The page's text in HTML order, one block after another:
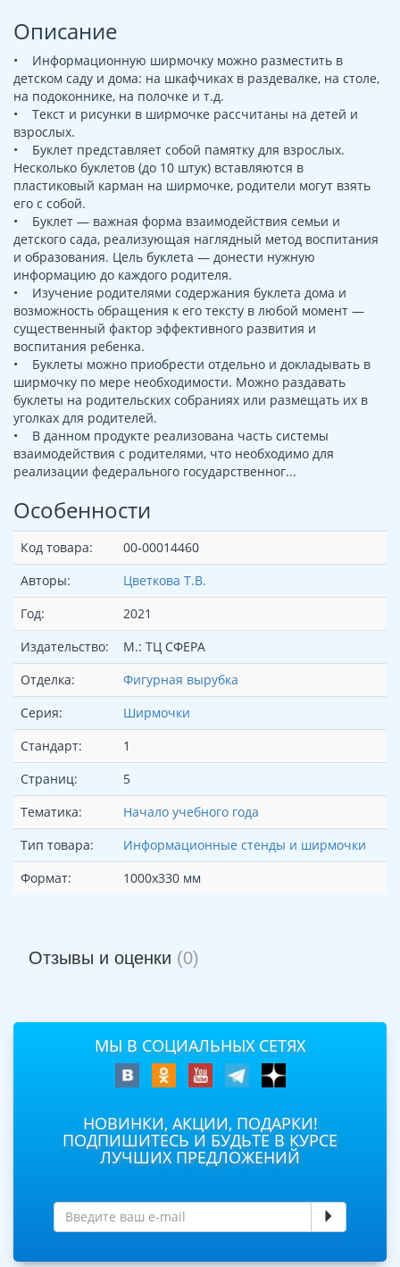
Описание
• Информационную ширмочку можно разместить в
детском саду и дома: на шкафчиках в раздевалке, на столе,
на подоконнике, на полочке и т.д.
• Текст и рисунки в ширмочке рассчитаны на детей и
взрослых.
• Буклет представляет собой памятку для взрослых.
Несколько буклетов (до 10 штук) вставляются в
пластиковый карман на ширмочке, родители могут взять
его с собой.
• Буклет — важная форма взаимодействия семьи и
детского сада, реализующая наглядный метод воспитания
и образования. Цель буклета — донести нужную
информацию до каждого родителя.
• Изучение родителями содержания буклета дома и
возможность обращения к его тексту в любой момент —
существенный фактор эффективного развития и
воспитания ребенка.
• Буклеты можно приобрести отдельно и докладывать в
ширмочку по мере необходимости. Можно раздавать
буклеты на родительских собраниях или размещать их в
уголках для родителей.
• В данном продукте реализована часть системы
взаимодействия с родителями, что необходимо для
реализации федерального государственног...
Особенности
Код товара:
00-00014460
Авторы:
Цветкова Т.В.
Год:
2021
Издательство:
М.: ТЦ СФЕРА
Отделка:
Фигурная вырубка
Серия:
Ширмочки
Стандарт:
1
Страниц:
5
Тематика:
Начало учебного года
Тип товара:
Информационные стенды и ширмочки
Формат:
1000х330 мм
Отзывы и оценки (0)
МЫ В СОЦИАЛЬНЫХ СЕТЯХ
НОВИНКИ, АКЦИИ, ПОДАРКИ!
ПОДПИШИТЕСЬ И БУДЬТЕ В КУРСЕ
ЛУЧШИХ ПРЕДЛОЖЕНИЙ